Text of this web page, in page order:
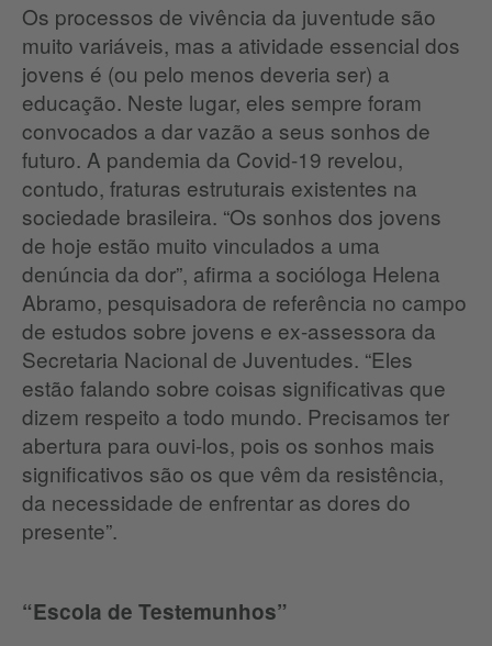
Os processos de vivência da juventude são
muito variáveis, mas a atividade essencial dos
jovens é (ou pelo menos deveria ser) a
educação. Neste lugar, eles sempre foram
convocados a dar vazão a seus sonhos de
futuro. A pandemia da Covid-19 revelou,
contudo, fraturas estruturais existentes na
sociedade brasileira. “Os sonhos dos jovens
de hoje estão muito vinculados a uma
denúncia da dor”, afirma a socióloga Helena
Abramo, pesquisadora de referência no campo
de estudos sobre jovens e ex-assessora da
Secretaria Nacional de Juventudes. “Eles
estão falando sobre coisas significativas que
dizem respeito a todo mundo. Precisamos ter
abertura para ouvi-los, pois os sonhos mais
significativos são os que vêm da resistência,
da necessidade de enfrentar as dores do
presente”.
“Escola de Testemunhos”